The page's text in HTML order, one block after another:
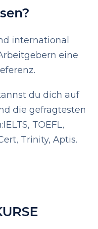
international
eine
du dich auf
die gefragtesten
IELTS, TOEFL,
Trinity, Aptis.